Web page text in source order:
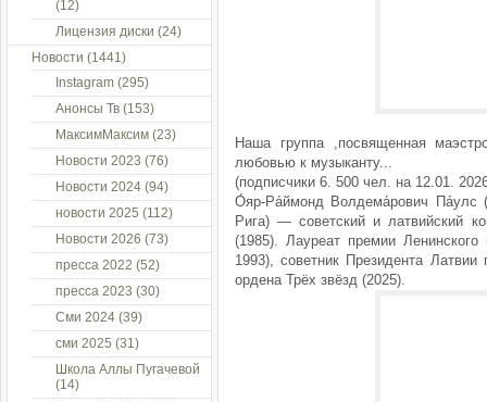
Наша группа ,посвященная
любовью к музыканту...
(подписчики 6. 500 чел. на 12.01.
О́яр-Ра́ймонд Волдема́рович Па́улс
Рига) — советский и латвийский
(1985). Лауреат премии
1993), советник Президента
ордена Трёх звёзд (2025).
(12)
Лицензия диски (24)
Новости (1441)
Instagram (295)
Анонсы Тв (153)
МаксимМаксим (23)
Новости 2023 (76)
Новости 2024 (94)
новости 2025 (112)
Новости 2026 (73)
пресса 2022 (52)
пресса 2023 (30)
Сми 2024 (39)
сми 2025 (31)
Школа Аллы Пугачевой
(14)